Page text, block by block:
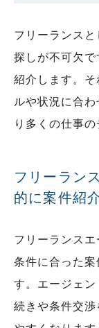
フリーランス
探しが不可欠
紹介します。
ルや状況に合
り多くの仕事の
フリーラン
的に案件紹
フリーランス
条件に合った
す。エージェ
続きや条件交